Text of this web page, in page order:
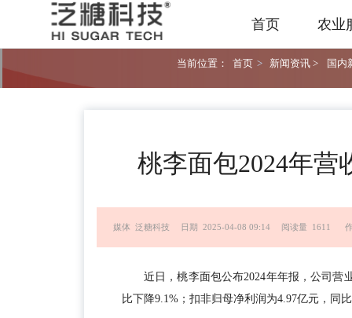
首页 农业
当前位置： 首页 > 新闻资讯 > 国内
桃李面包2024年营
媒体 泛糖科技 日期 2025-04-08 09:14 阅读量 1611
近日，桃李面包公布2024年年报，公司营
比下降9.1%；扣非归母净利润为4.97亿元，同